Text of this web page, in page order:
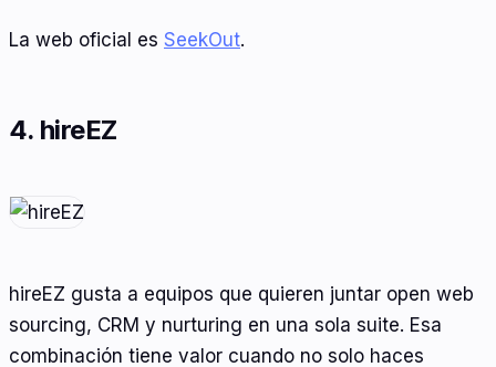
La web oficial es SeekOut.
4. hireEZ
hireEZ gusta a equipos que quieren juntar open web
sourcing, CRM y nurturing en una sola suite. Esa
combinación tiene valor cuando no solo haces